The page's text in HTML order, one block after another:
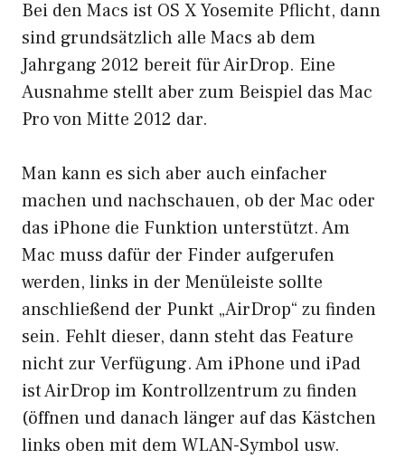
Bei den Macs ist OS X Yosemite Pflicht, dann
sind grundsätzlich alle Macs ab dem
Jahrgang 2012 bereit für AirDrop. Eine
Ausnahme stellt aber zum Beispiel das Mac
Pro von Mitte 2012 dar.
Man kann es sich aber auch einfacher
machen und nachschauen, ob der Mac oder
das iPhone die Funktion unterstützt. Am
Mac muss dafür der Finder aufgerufen
werden, links in der Menüleiste sollte
anschließend der Punkt „AirDrop“ zu finden
sein. Fehlt dieser, dann steht das Feature
nicht zur Verfügung. Am iPhone und iPad
ist AirDrop im Kontrollzentrum zu finden
(öffnen und danach länger auf das Kästchen
links oben mit dem WLAN-Symbol usw.